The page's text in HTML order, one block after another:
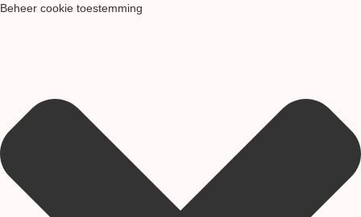
Beheer cookie toestemming